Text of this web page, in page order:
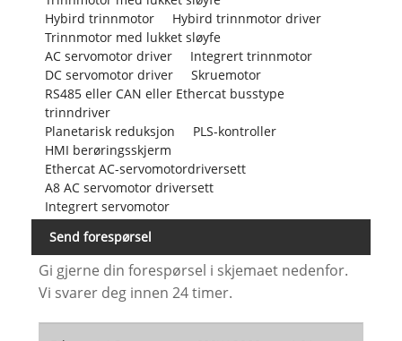
Hybird trinnmotor
Hybird trinnmotor driver
Trinnmotor med lukket sløyfe
AC servomotor driver
Integrert trinnmotor
DC servomotor driver
Skruemotor
RS485 eller CAN eller Ethercat busstype
trinndriver
Planetarisk reduksjon
PLS-kontroller
HMI berøringsskjerm
Ethercat AC-servomotordriversett
A8 AC servomotor driversett
Integrert servomotor
Send forespørsel
Gi gjerne din forespørsel i skjemaet nedenfor.
Vi svarer deg innen 24 timer.